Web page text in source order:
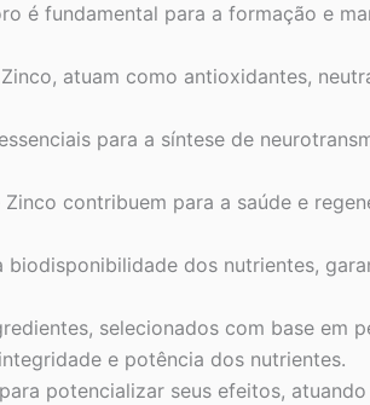
é fundamental para a formação e
atuam como antioxidantes,
para a síntese de
contribuem para a saúde e
dos nutrientes,
selecionados com base em
e potência dos nutrientes.
potencializar seus efeitos,